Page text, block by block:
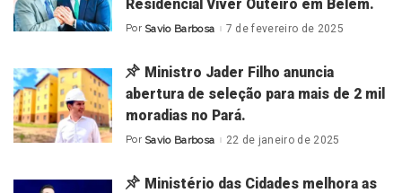
Residencial Viver Outeiro em Belém.
Posted
Por Savio Barbosa 7 de fevereiro de 2025
Ministro Jader Filho anuncia
abertura de seleção para mais de 2 mil
moradias no Pará.
Posted
Por Savio Barbosa 22 de janeiro de 2025
Ministério das Cidades melhora as